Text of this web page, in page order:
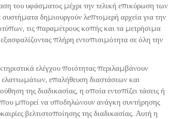
του υφάσματος μέχρι την τελική επικύρωση των
δημιουργούν λεπτομερή αρχεία για την
τις παραμέτρους κοπής και τα μετρήσιμα
πλήρη εντοπισιμότητα σε όλη την
ελέγχου ποιότητας περιλαμβάνουν
επαλήθευση διαστάσεων και
της διαδικασίας, η οποία εντοπίζει τάσεις ή
που μπορεί να υποδηλώνουν ανάγκη συντήρησης
βελτιστοποίησης της διαδικασίας. Αυτή η